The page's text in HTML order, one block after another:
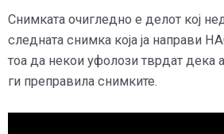
Снимката очигледно е делот кој
следната снимка која ја направи
тоа да некои уфолози тврдат дека
ги преправила снимките.